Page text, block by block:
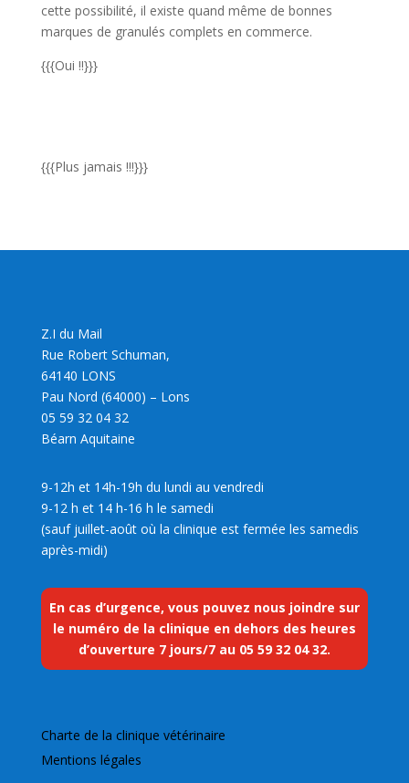
cette possibilité, il existe quand même de bonnes
marques de granulés complets en commerce.
{{{Oui !!}}}
{{{Plus jamais !!!}}}
Z.I du Mail
Rue Robert Schuman,
64140 LONS
Pau Nord (64000) – Lons
05 59 32 04 32
Béarn Aquitaine
9-12h et 14h-19h du lundi au vendredi
9-12 h et 14 h-16 h le samedi
(sauf juillet-août où la clinique est fermée les samedis
après-midi)
En cas d’urgence, vous pouvez nous joindre sur
le numéro de la clinique en dehors des heures
d’ouverture 7 jours/7 au 05 59 32 04 32.
Charte de la clinique vétérinaire
Mentions légales